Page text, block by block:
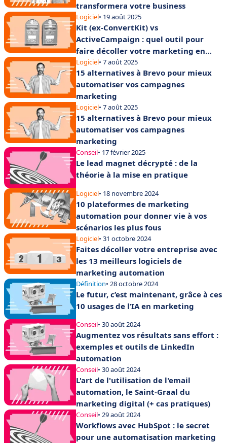
transformera votre business
Logiciel• 19 août 2025
Kit (ex-ConvertKit) vs
ActiveCampaign : quel outil pour
faire décoller votre marketing en
2025 ?
Logiciel• 7 août 2025
15 alternatives à Brevo pour mieux
automatiser vos campagnes
marketing
Logiciel• 7 août 2025
15 alternatives à Brevo pour mieux
automatiser vos campagnes
marketing
Conseil• 17 février 2025
Le lead magnet décrypté : de la
théorie à la mise en pratique
Logiciel• 18 novembre 2024
10 plateformes de marketing
automation pour donner vie à vos
scénarios les plus fous
Logiciel• 31 octobre 2024
Faites décoller votre entreprise avec
les 13 meilleurs logiciels de
marketing automation
Définition• 28 octobre 2024
Le futur, c’est maintenant, grâce à ces
10 usages de l’IA en marketing
Conseil• 30 août 2024
Augmentez vos résultats sans effort :
exemples et outils de LinkedIn
automation
Conseil• 30 août 2024
L'art de l'utilisation de l'email
automation, le Saint-Graal du
marketing digital (+ cas pratiques)
Conseil• 29 août 2024
Workflows avec HubSpot : le secret
pour une automatisation marketing